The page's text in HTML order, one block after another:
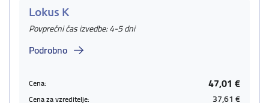
Lokus K
Povprečni čas izvedbe: 4-5 dni
Podrobno
Cena: 47,01 €
Cena za vzreditelje: 37,61 €